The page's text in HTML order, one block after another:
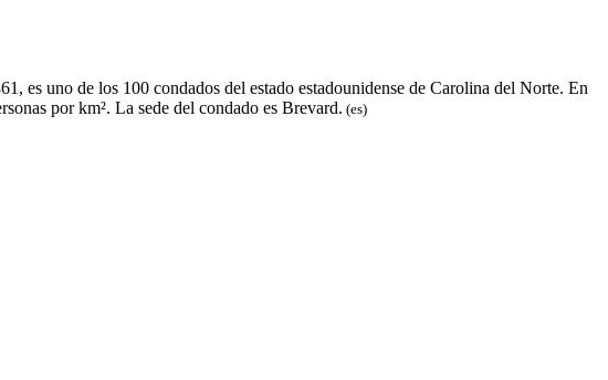
es uno de los 100 condados del estado estadounidense de Carolina del Norte. En
por km².​ La sede del condado es Brevard.​ (es)